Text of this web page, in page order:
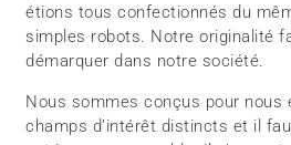
étions tous confectionnés du
simples robots. Notre originalité
démarquer dans notre société.
Nous sommes conçus pour nous
champs d’intérêt distincts et il